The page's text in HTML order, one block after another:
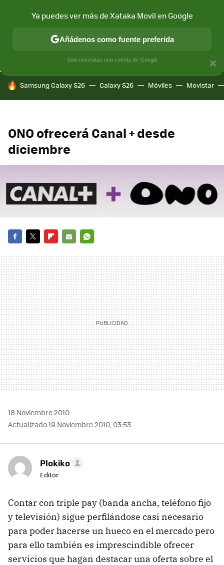
CONECTIVIDAD MÓVIL Y SOCIEDAD APLICACIONES
HOY SE HABLA DE
Samsung Galaxy S26 Galaxy S26 Móviles Movistar
ONO ofrecerá Canal + desde
diciembre
MAIL
18 Noviembre 2010
Actualizado 19 Noviembre 2010, 03:53
Plokiko
Editor
Contar con triple pay (banda ancha, teléfono fijo
y televisión) sigue perfilándose casi necesario
para poder hacerse un hueco en el mercado pero
para ello también es imprescindible ofrecer
servicios que hagan destacar una oferta sobre el
×
Ya puedes ver más de Xataka Movil en Google
Añádenos como fuente preferida
Solo necesitas una cuenta de Google